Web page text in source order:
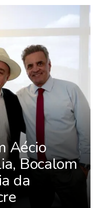
Aécio
Bocalom
da